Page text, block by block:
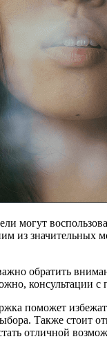
могут
из значительных
обратить
консультации
поможет
Также стоит
отличной